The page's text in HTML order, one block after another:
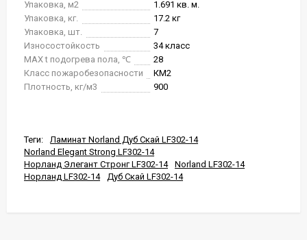
Упаковка, м2
1.691 кв. м.
Упаковка, кг.
17.2 кг
Упаковка, шт.
7
Износостойкость
34 класс
MAX t подогрева пола, ℃
28
Класс пожаробезопасности
КМ2
Плотность, кг/м3
900
Теги:
Ламинат Norland Дуб Скай LF302-14
Norland Elegant Strong LF302-14
Норланд Элегант Стронг LF302-14
Norland LF302-14
Норланд LF302-14
Дуб Скай LF302-14